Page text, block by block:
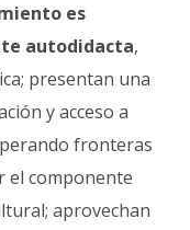
es
autodidacta,
presentan una
y acceso a
fronteras
el componente
aprovechan